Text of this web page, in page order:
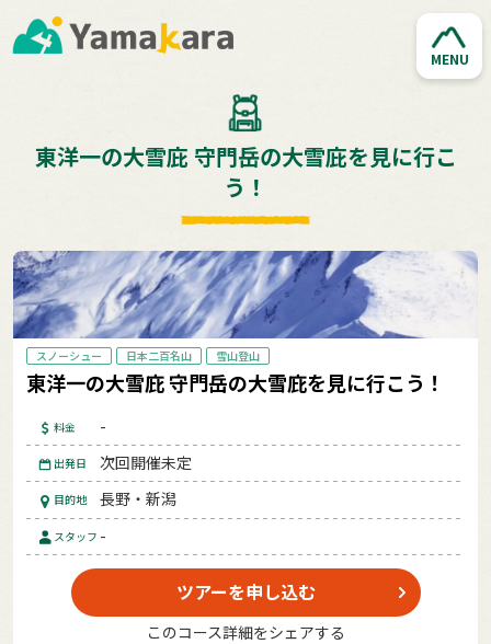
MENU
東洋一の大雪庇 守門岳の大雪庇を見に行こ
う！
スノーシュー 日本二百名山 雪山登山
東洋一の大雪庇 守門岳の大雪庇を見に行こう！
料金 -
出発日 次回開催未定
目的地 長野・新潟
スタッフ -
ツアーを申し込む
このコース詳細をシェアする